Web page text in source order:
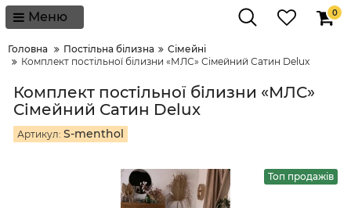
Меню 0
Головна Постільна білизна
Сімейні
Комплект постільної білизни «МЛС» Сімейний Сатин Delux
Комплект постільної білизни «МЛС»
Сімейний Сатин Delux
Артикул: S-menthol
Топ продажів